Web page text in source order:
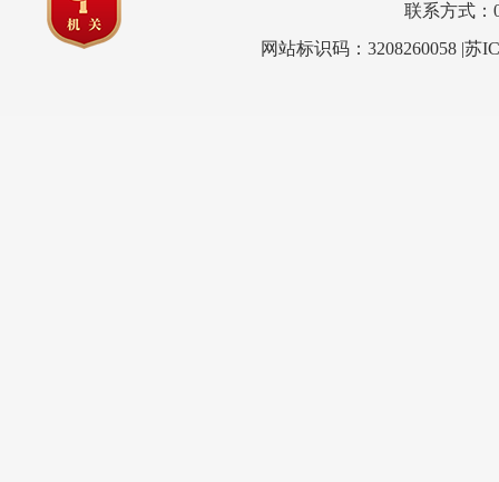
联系方式：
网站标识码：3208260058 |苏